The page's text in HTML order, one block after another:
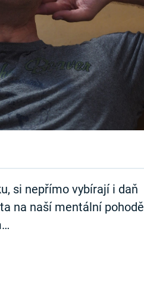
si nepřímo vybírají i daň
na naší mentální pohodě